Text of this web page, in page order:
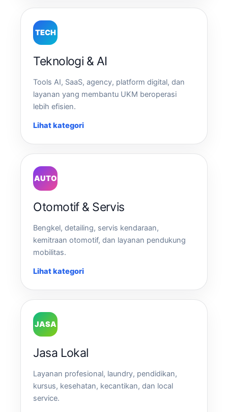
TECH
Teknologi & AI
Tools AI, SaaS, agency, platform digital, dan
layanan yang membantu UKM beroperasi
lebih efisien.
Lihat kategori
AUTO
Otomotif & Servis
Bengkel, detailing, servis kendaraan,
kemitraan otomotif, dan layanan pendukung
mobilitas.
Lihat kategori
JASA
Jasa Lokal
Layanan profesional, laundry, pendidikan,
kursus, kesehatan, kecantikan, dan local
service.